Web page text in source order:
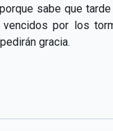
sabe que
por los
gracia.